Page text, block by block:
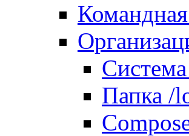
Папка /